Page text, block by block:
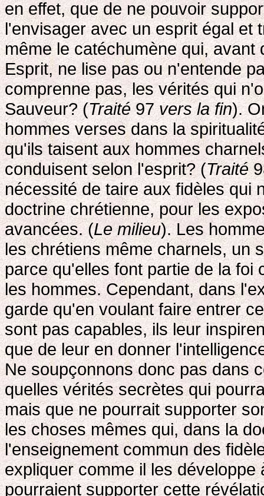
en effet, que de ne pouvoir
l'envisager avec un esprit égal et
même le catéchumène qui,
Esprit, ne lise pas ou n'entende
comprenne pas, les vérités qui
Sauveur? (Traité 97vers la fin).
hommes verses dans la
qu'ils taisent aux hommes
conduisent selon l'esprit? (Traité
nécessité de taire aux fidèles qui
doctrine chrétienne, pour les
avancées. (Le milieu). Les
les chrétiens même charnels, un
parce qu'elles font partie de la foi
les hommes. Cependant, dans
garde qu'en voulant faire entrer
sont pas capables, ils leur
que de leur en donner
Ne soupçonnons donc pas dans
quelles vérités secrètes qui
mais que ne pourrait supporter
les choses mêmes qui, dans la
l'enseignement commun des
expliquer comme il les
pourraient supporter cette